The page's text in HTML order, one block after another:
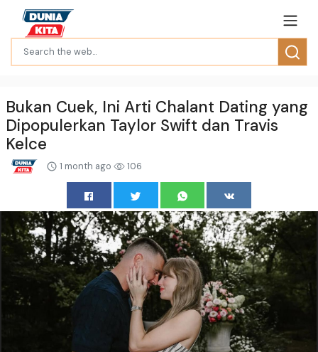
Bukan Cuek, Ini Arti Chalant Dating yang
Dipopulerkan Taylor Swift dan Travis
Kelce
1 month ago 106